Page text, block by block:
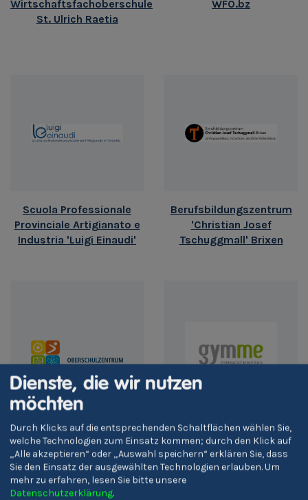
Wirtschaftsfachoberschule
St. Ulrich Raetia
WFO.bz
Scuola Professionale
Provinciale Artigianato e
Industria 'Luigi Einaudi'
Berufsbildungszentrum
'Christian Josef
Tschuggmall' Brixen
Oberschulzentrum
Sterzing
GYMME – Gymnasien
Meran
Dienste, die wir nutzen
möchten
Durch Klicks auf die entsprechenden Schaltflächen wählen Sie,
welche Technologien zum Einsatz kommen; durch den Klick auf
„Alle akzeptieren“ oder „Auswahl speichern“ erklären Sie, dass
Sie den Einsatz der ausgewählten Technologien erlauben.Um
mehr zu erfahren, lesen Sie bitte unsere
Datenschutzerklärung.